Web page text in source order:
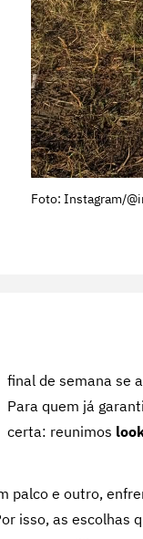
Foto: Instagram/
final de semana se
Para quem já
certa: reunimos
palco e outro,
isso, as escolhas